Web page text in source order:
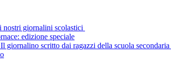
nostri giornalini scolastici
edizione speciale
giornalino scritto dai ragazzi della scuola